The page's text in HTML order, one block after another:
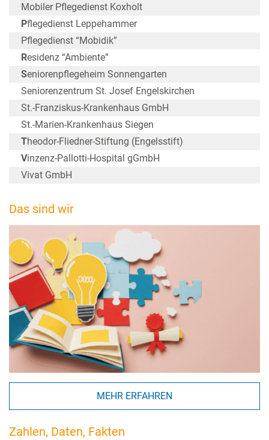
Mobiler Pflegedienst Koxholt
Pflegedienst Leppehammer
Pflegedienst “Mobidik”
Residenz “Ambiente”
Seniorenpflegeheim Sonnengarten
Seniorenzentrum St. Josef Engelskirchen
St.-Franziskus-Krankenhaus GmbH
St.-Marien-Krankenhaus Siegen
Theodor-Fliedner-Stiftung (Engelsstift)
Vinzenz-Pallotti-Hospital gGmbH
Vivat GmbH
Das sind wir
MEHR ERFAHREN
Zahlen, Daten, Fakten